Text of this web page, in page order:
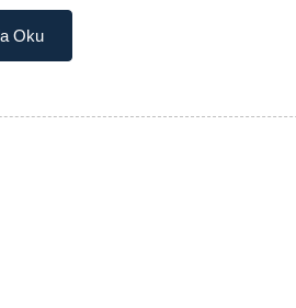
Tungsten Carbide,
Oku